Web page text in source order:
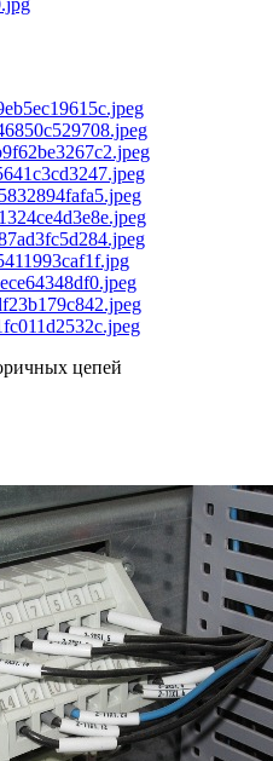
цепей